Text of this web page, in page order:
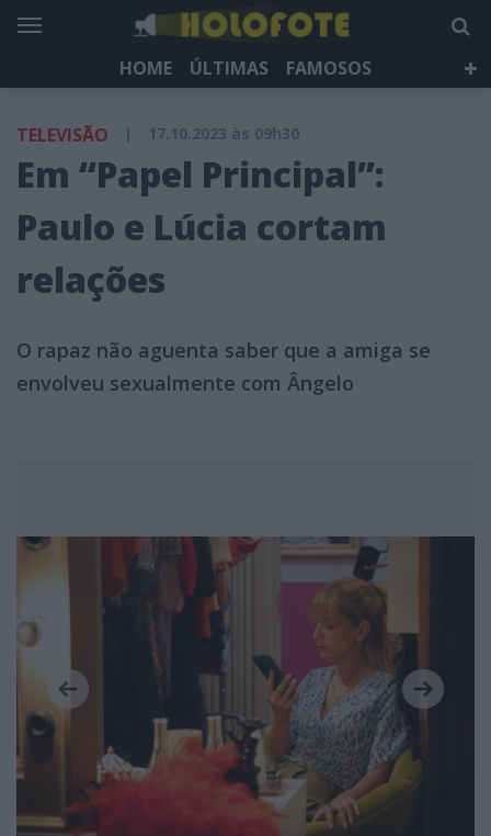
HOME ÚLTIMAS
FAMOSOS
HOLOFOTE TV
NEWSLETTER
TELEVISÃO | 17.10.2023 às 09h30
Em “Papel Principal”:
Paulo e Lúcia cortam
relações
O rapaz não aguenta saber que a amiga se
envolveu sexualmente com Ângelo